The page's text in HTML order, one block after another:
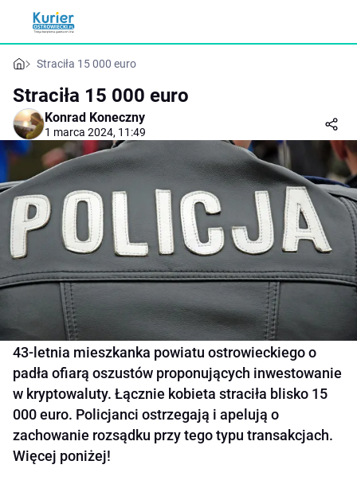
Straciła 15 000 euro
Straciła 15 000 euro
Konrad Koneczny
1 marca 2024, 11:49
43-letnia mieszkanka powiatu ostrowieckiego o
padła ofiarą oszustów proponujących inwestowanie
w kryptowaluty. Łącznie kobieta straciła blisko 15
000 euro. Policjanci ostrzegają i apelują o
zachowanie rozsądku przy tego typu transakcjach.
Więcej poniżej!